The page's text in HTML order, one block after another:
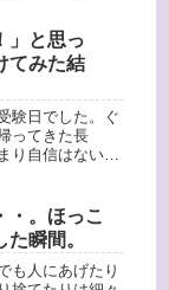
」と思っ
てみた結
験日でした。ぐ
ってきた長
り自信はないよ
談です）私も
ことですごく落
・。ほっこ
瞬間。
も人にあげたり